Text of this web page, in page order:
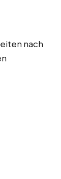
nach